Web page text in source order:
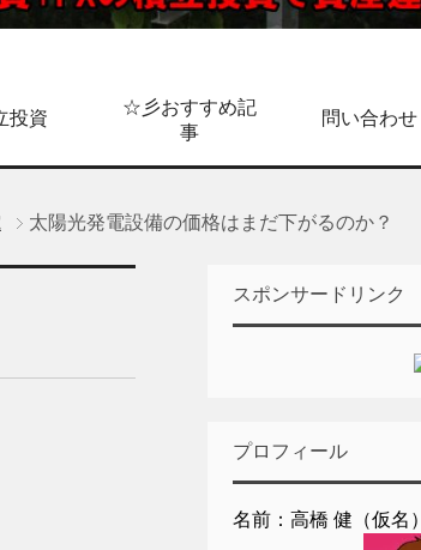
投資
☆彡おすすめ記
事
問い合わせ
太陽光発電設備の価格はまだ下がるのか？
スポンサードリンク
プロフィール
名前：高橋 健（仮名）